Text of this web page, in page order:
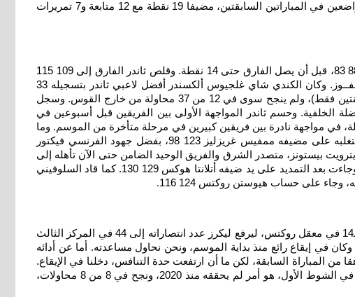
متتالية، بفوزه على حامل اللقب 119 109 الأربعاء في دوري كرة السلة الأميركي أن بي أيه. وتعافى جايسون تايتوم من أدائين متواضعين في المباراتين السابقتين، مضيفا 19 نقطة مع 12 متابعة و7 تمريرات
وأضاف براون 8 متابعات و8 تمريرات حاسمة، ولعب تألقه في الربع الثالث دورا أساسيا في دخول سلتيكس الربع الأخير متقدما 88 83، قبل أن يصل الفارق حتى 14 نقطة. وقلص ثاندر الفارق إلى 109 115
قبل دقيقة ونصف من النهاية، لكن براون قام باختراق موفــــــــــــق، وأضـــــــــاف ديريك وايـت رميتين حرتـين ليؤمن بوسطن الفــوز. وكان الكندي شاي غلجيوس ألكسندر أفضل لاعبي ثاندر بتسجيله 33
نقطة مع 8 تمريرات حاسمة، لكن فريقه عانى من الفرص الثانية التي منحها لسلتيكس (19 نقطة من المتابعات الهجومية مقابل اثنتين فقط)، ولم ينجح سوى في 12 من 37 محاولة من خارج القوس. وسجل
نقاط في مشاركته الثانية بعد غيابه 16 مباراة بسبب إصابة في العضلة الخلفية. وحسم ثاندر المواجهة الأولى بين الفريقين قبل أسبوعين في
في مواجهة نادرة بين فريقين كبيرين في مرحلة متأخرة من الموسم. وما
زال ثاندر في صدارة الغرب والترتيب العام، لكن بفارق مباراتين أمام سان أنتونيو سبيرز الذي حقق بدوره فوزه السابع تواليا بتغلبه على مضيفه ممفيس غريزليز 123 98، بفضل جهود الفرنسي فيكتور
وديفين فاسل (19 نقطة) وستيفون كاسل وكيلدون جونسون (15 لكل منهما). ومني ديترويت بيستونز، متصدر الشرق والفريق الوحيد الضامن حتى الآن تأهله إلى
الـبلاي أوف من منطقته والثالث بالمجمل إلى جانب ثاندر وسبيرز، بهزيمته الأولى في آخر خمس مباريات والثانية في آخر تسع، وجاءت بعد التمديد على يد ضيفه أتلانتا هوكس 129 130. كما قاد السلوفيني
على حساب هيوستن روكتس 124 116
.
وسجل دونتشيتش 40 نقطة مع 10 تمريرات حاسمة و9 متابعات وجيمس 30 نقطة بعدما نجح ابن الـ41 عاما في 13 من محاولاته الـ14 في معقل روكتس، ليرفع ليكرز عدد انتصاراته إلى 44 في المركز الثالث
في إيقاع رائع منذ بداية الموسم، ونحن نحاول مساعدته. أما عن أدائه
السابقة، لكن ما أن ارتفعت حدة التنافس، دخلنا في الإيقاع.
وسجل كل من دونتشيتش وجيمس 18 نقطة في الشوط الأول الذي أنهاه ليكرز متقدما 67 55. وسجل جيمس أربع كبسات (دانك) في الشوط الأول، هو أمر لم يحققه منذ 2020، ونجح في 8 من 8 محاولات،